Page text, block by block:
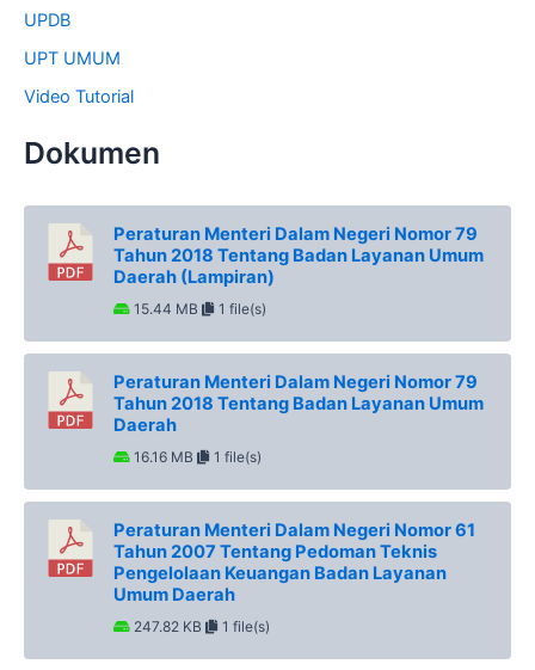
UPDB
UPT UMUM
Video Tutorial
Dokumen
Peraturan Menteri Dalam Negeri Nomor 79
Tahun 2018 Tentang Badan Layanan Umum
Daerah (Lampiran)
15.44 MB 1 file(s)
Peraturan Menteri Dalam Negeri Nomor 79
Tahun 2018 Tentang Badan Layanan Umum
Daerah
16.16 MB 1 file(s)
Peraturan Menteri Dalam Negeri Nomor 61
Tahun 2007 Tentang Pedoman Teknis
Pengelolaan Keuangan Badan Layanan
Umum Daerah
247.82 KB 1 file(s)